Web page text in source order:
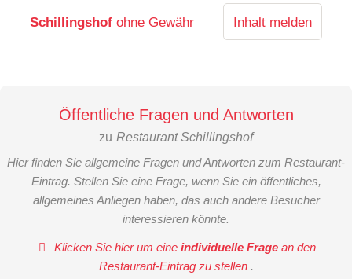
Schillingshof ohne Gewähr Inhalt melden
Öffentliche Fragen und Antworten
zu Restaurant Schillingshof
Hier finden Sie allgemeine Fragen und Antworten zum Restaurant-
Eintrag. Stellen Sie eine Frage, wenn Sie ein öffentliches,
allgemeines Anliegen haben, das auch andere Besucher
interessieren könnte.
Klicken Sie hier um eineindividuelle Frage an den
Restaurant-Eintrag zu stellen .